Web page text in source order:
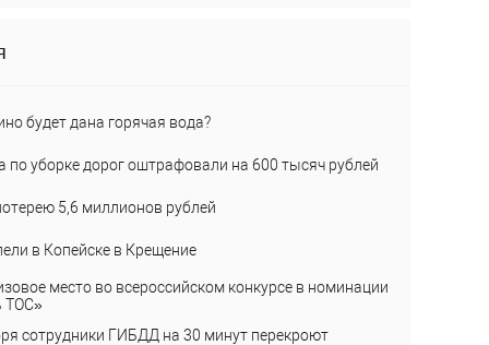
будет дана горячая вода?
по уборке дорог оштрафовали на 600 тысяч рублей
5,6 миллионов рублей
в Копейске в Крещение
место во всероссийском конкурсе в номинации
ТОС»
сотрудники ГИБДД на 30 минут перекроют